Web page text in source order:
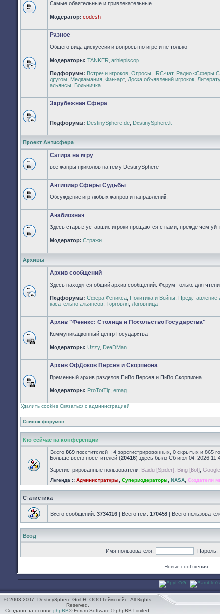
Нет
непрочитанных
Самые обаятельные и привлекательные
Модератор: codesh
Нет
непрочитанных
сообщений
Разное
Общего вида дискуссии и вопросы по игре и не только
Модераторы: TANKER arhiepiscop
Подфорумы: Встречи игроков Опросы IRC-чат, Радио <Сферы
другом
Медиамания Фан-арт, Доска объявлений игроков
альянсы Больничка
Нет
сообщений
Зарубежная Сфера
Подфорумы: DestinySphere.de DestinySphere.lt
Проект Антисфера
сообщений
Сатира на игру
все жанры приколов на тему DestinySphere
сообщений
Антипиар Сферы Судьбы
Обсуждение игр любых жанров и направлений.
Нет
непрочитанных
Анабиозная
Здесь старые уставшие игроки прощаются с нами, прежде чем
Модератор: Стражи
Архивы
Нет
непрочитанных
Архив сообщений
Здесь находится общий архив сообщений. Форум только для
Подфорумы: Сфера Феникса Политика и Войны Представление
касательно альянсов Торговля Логовница
Форум
закрыт
Архив "Феникс: Столица и Посольство Государства"
Коммуникационный центр Государства
Модераторы: Uzzy, DeaDMan_
Форум
закрыт
Архив ОфДоков Персея и Скорпиона
Временный архив разделов ПиВо Персея и ПиВо Скорпиона.
Модераторы: ProTotTip emag
Удалить cookies Связаться с администрацией
Список форумов
Кто сейчас на конференции
Всего 869 посетителей :: 4 зарегистрированных, 0 скрытых и 865
Больше всего посетителей (20416) здесь было Сб июл 04, 2026
Зарегистрированные пользователи: Baidu [Spider] Bing [Bot]
Легенда :: Администраторы Супермодераторы NASA Создатели
Статистика
Всего сообщений: 3734316 | Всего тем: 170458 | Всего
Вход
Имя пользователя: Пароль:
Новые сообщения
© 2003-2007. DestinySphere GmbH, ООО Геймспейс. All Rights
Reserved.
Создано на основе phpBB® Forum Software © phpBB Limited.